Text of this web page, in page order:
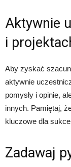
Aktywnie
i
Aby zyskać
aktywnie
pomysły i opinie,
innych. Pamiętaj,
kluczowe dla
Zadawaj